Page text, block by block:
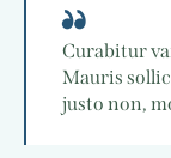
Curabitur
Mauris
justo non,